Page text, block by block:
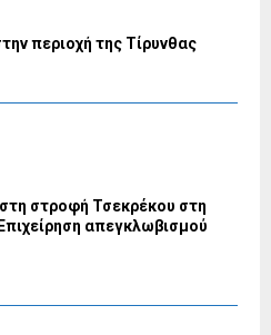
περιοχή της Τίρυνθας
στροφή Τσεκρέκου στη
απεγκλωβισμού